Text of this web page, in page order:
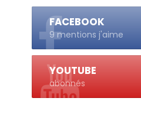
FACEBOOK
9 mentions j'aime
YOUTUBE
abonnés